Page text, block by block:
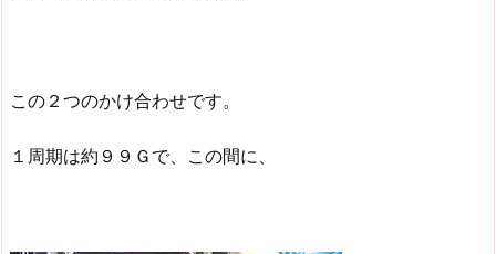
この２つのかけ合わせです。
１周期は約９９Ｇで、この間に、